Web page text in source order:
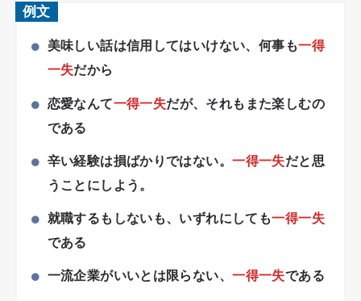
例文
美味しい話は信用してはいけない、何事も一得
一失だから
恋愛なんて一得一失だが、それもまた楽しむの
である
辛い経験は損ばかりではない。一得一失だと思
うことにしよう。
就職するもしないも、いずれにしても一得一失
である
一流企業がいいとは限らない、一得一失である